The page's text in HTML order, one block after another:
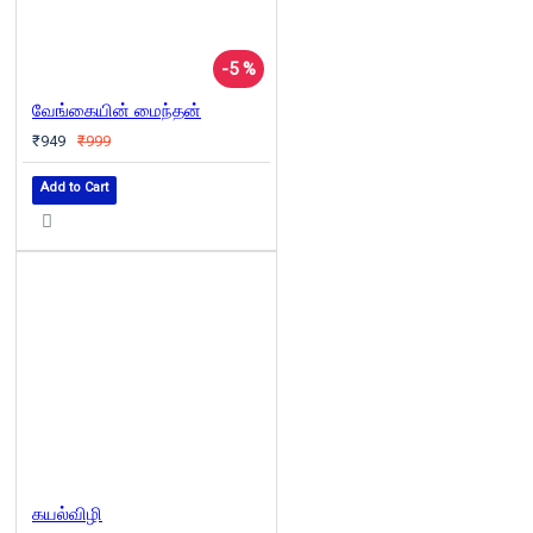
-5 %
வேங்கையின் மைந்தன்
₹949 ₹999
Add to Cart
கயல்விழி